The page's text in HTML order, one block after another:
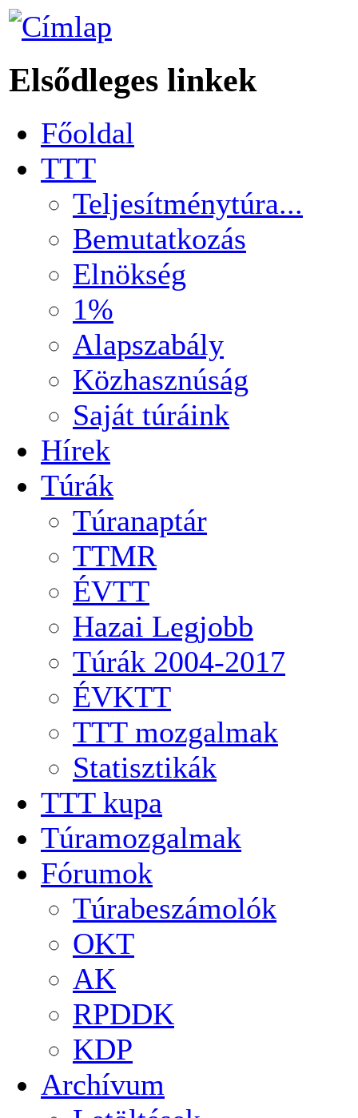
Elsődleges linkek
Főoldal
TTT
Teljesítménytúra...
Bemutatkozás
Elnökség
1%
Alapszabály
Közhasznúság
Saját túráink
Hírek
Túrák
Túranaptár
TTMR
ÉVTT
Hazai Legjobb
Túrák 2004-2017
ÉVKTT
TTT mozgalmak
Statisztikák
TTT kupa
Túramozgalmak
Fórumok
Túrabeszámolók
OKT
AK
RPDDK
KDP
Archívum